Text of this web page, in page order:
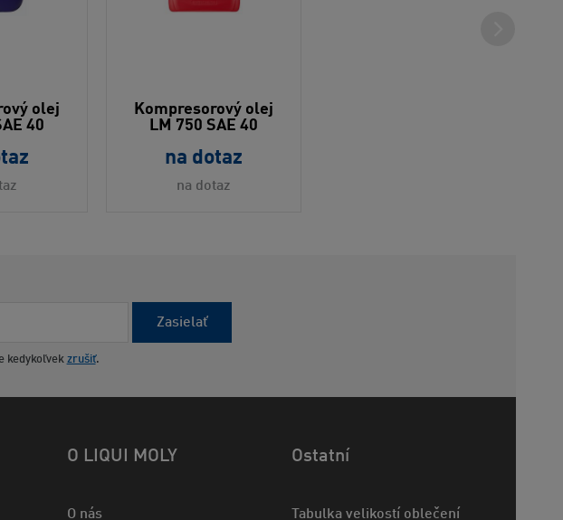
olej
40
Kompresorový olej
LM 750 SAE 40
na dotaz
na dotaz
Zasielať
kedykoľvek zrušiť.
O LIQUI MOLY
O nás
Ostatní
Tabulka velikostí oblečení